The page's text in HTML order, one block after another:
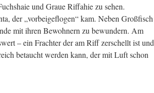
und Graue Riffahie zu sehen.
der „vorbeigeflogen“ kam. Neben Großfisch
mit ihren Bewohnern zu bewundern. Am
– ein Frachter der am Riff zerschellt ist und
betaucht werden kann, der mit Luft schon